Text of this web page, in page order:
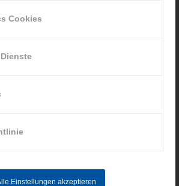
Cookies
Einstellungen akzeptieren
STELLENANGEBOTE